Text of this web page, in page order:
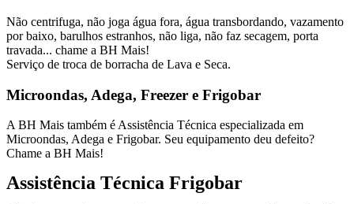
Não centrifuga, não joga água fora, água transbordando, vazamento
por baixo, barulhos estranhos, não liga, não faz secagem, porta
travada... chame a BH Mais!
Serviço de troca de borracha de Lava e Seca.
Microondas, Adega, Freezer e Frigobar
A BH Mais também é Assistência Técnica especializada em
Microondas, Adega e Frigobar. Seu equipamento deu defeito?
Chame a BH Mais!
Assistência Técnica Frigobar